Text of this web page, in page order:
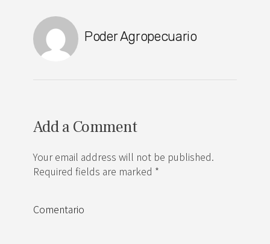
Poder Agropecuario
Add a Comment
Your email address will not be published.
Required fields are marked *
Comentario